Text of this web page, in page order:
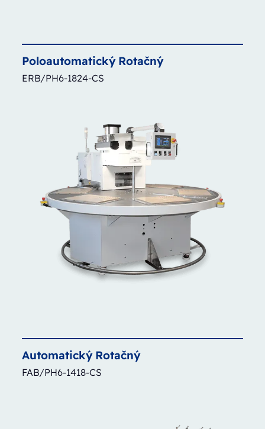
Poloautomatický Rotačný
ERB/PH6-1824-CS
Automatický Rotačný
FAB/PH6-1418-CS